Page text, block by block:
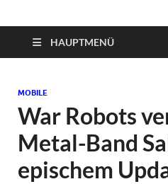
und
News
Blockbuster, Indie-Perlen und
HAUPTMENÜ
MOBILE
War Robots
Metal-Band
epischem